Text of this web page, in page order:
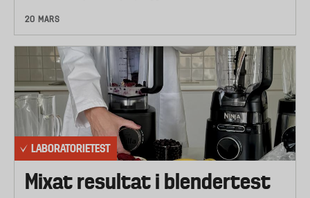
20 MARS
LABORATORIETEST
Mixat resultat i blendertest